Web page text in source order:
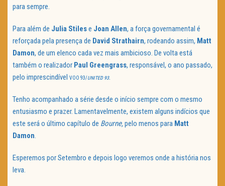
para sempre.
Para além de Julia Stilese Joan Allen, a força governamental é
reforçada pela presença de David Strathairn, rodeando assim, Matt
Damon, de um elenco cada vez mais ambicioso. De volta está
também o realizador Paul Greengrass, responsável, o ano passado,
pelo imprescindível VOO 93/UNITED 93.
Tenho acompanhado a série desde o início sempre com o mesmo
entusiasmo e prazer. Lamentavelmente, existem alguns indícios que
este será o último capítulo de Bourne,pelo menos para Matt
Damon.
Esperemos por Setembro e depois logo veremos onde a história nos
leva.